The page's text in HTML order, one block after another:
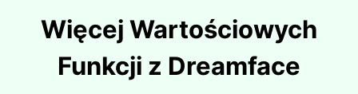
Więcej Wartościowych
Funkcji z Dreamface